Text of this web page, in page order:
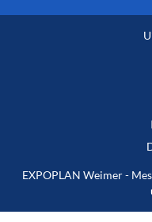
EXPOPLAN Weimer -